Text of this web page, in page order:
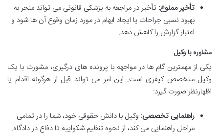
تأخیر ممنوع: تأخیر در مراجعه به پزشکی قانونی می تواند منجر به
بهبود نسبی جراحات یا ایجاد ابهام در مورد زمان وقوع آن ها شود و
اعتبار گزارش را کاهش دهد.
مشاوره با وکیل
یکی از مهمترین گام ها در مواجهه با پرونده های درگیری، مشورت با یک
وکیل متخصص کیفری است. این امر می تواند قبل از هرگونه اقدام یا
اظهارنظر صورت گیرد:
راهنمایی تخصصی: وکیل با دانش حقوقی خود، شما را در تمامی
مراحل راهنمایی می کند، از نحوه تنظیم شکواییه تا دفاع در دادگاه.